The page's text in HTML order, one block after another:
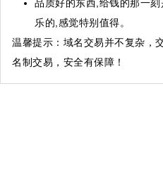
品质好的东西,给钱的那一
乐的,感觉特别值得。
温馨提示 ：域名交易并不复杂，
名制交易，安全有保障！